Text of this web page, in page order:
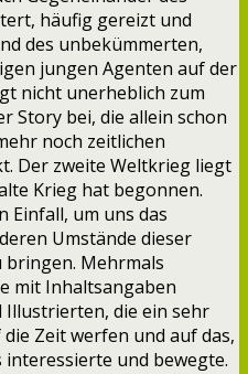
häufig gereizt und
des unbekümmerten,
jungen Agenten auf der
nicht unerheblich zum
Story bei, die allein schon
noch zeitlichen
Der zweite Weltkrieg liegt
Krieg hat begonnen.
Einfall, um uns das
Umstände dieser
bringen. Mehrmals
mit Inhaltsangaben
Illustrierten, die ein sehr
Zeit werfen und auf das,
und bewegte.